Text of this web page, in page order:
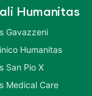
Humanitas
Gavazzeni
Humanitas
San Pio X
Medical Care